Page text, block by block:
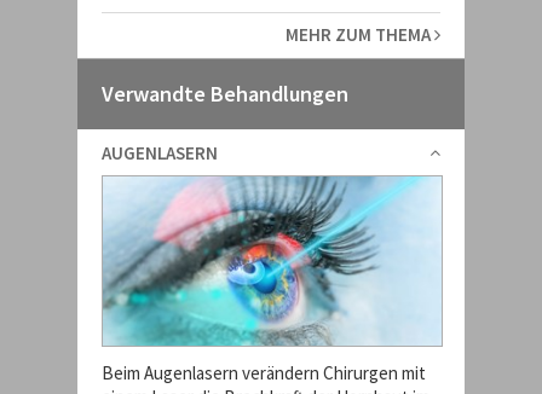
MEHR ZUM THEMA
Verwandte Behandlungen
AUGENLASERN
Beim Augenlasern verändern Chirurgen mit